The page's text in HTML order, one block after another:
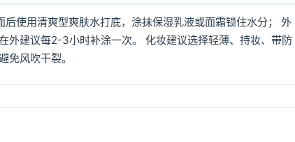
使用清爽型爽肤水打底，涂抹保湿乳液或面霜锁住水分； 外
外建议每2-3小时补涂一次。 化妆建议选择轻薄、持妆、带防
免风吹干裂。